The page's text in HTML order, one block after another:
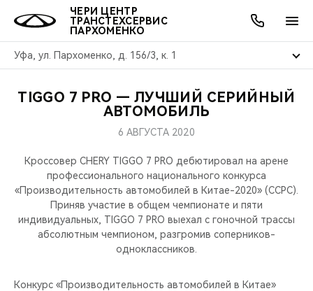
ЧЕРИ ЦЕНТР
ТРАНСТЕХСЕРВИС
ПАРХОМЕНКО
Уфа, ул. Пархоменко, д. 156/3, к. 1
МОДЕЛИ
КРОССОВЕРЫ
СЕДАНЫ
ПОКУПАТЕЛЯМ
КРЕДИТ И СТРАХОВАНИЕ
ВЛАДЕЛЬЦАМ
ЗАПЧАСТИ И АКСЕССУАРЫ
ПОДДЕРЖКА
МИР CHERY
О БРЕНДЕ
CHERY В СОЦСЕТЯХ
БЛАГОТВОРИТЕЛЬНОСТЬ
АКЦИИ
ОНЛАЙН СЕРВИСЫ
КРЕДИТ
О КОМПАНИИ
МЫ В СОЦСЕТЯХ
TIGGO 7 PRO — ЛУЧШИЙ СЕРИЙНЫЙ
АВТОМОБИЛЬ
6 АВГУСТА 2020
Кроссовер CHERY TIGGO 7 PRO дебютировал на арене
профессионального национального конкурса
«Производительность автомобилей в Китае-2020» (CCPC).
Приняв участие в общем чемпионате и пяти
индивидуальных, TIGGO 7 PRO выехал с гоночной трассы
абсолютным чемпионом, разгромив соперников-
одноклассников.
Конкурс «Производительность автомобилей в Китае»